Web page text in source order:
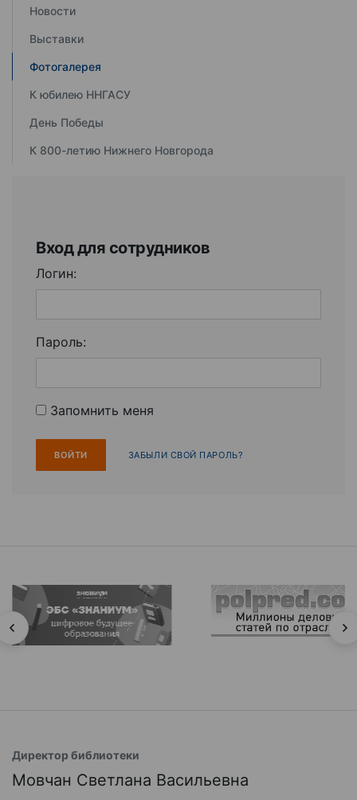
Новости
Выставки
Фотогалерея
К юбилею ННГАСУ
День Победы
К 800-летию Нижнего Новгорода
Вход для сотрудников
Логин:
Пароль:
Запомнить меня
ЗАБЫЛИ СВОЙ ПАРОЛЬ?
Директор библиотеки
Мовчан Светлана Васильевна